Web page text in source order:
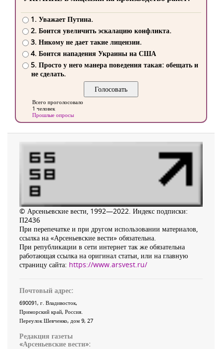
1. Уважает Путина.
2. Боится увеличить эскалацию конфликта.
3. Никому не дает такие лицензии.
4. Боится нападения Украины на США
5. Просто у него манера поведения такая: обещать и
не сделать.
Всего проголосовало
1 человек
Прошлые опросы
© Арсеньевские вести, 1992—2022. Индекс подписки:
П2436
При перепечатке и при другом использовании материалов,
ссылка на «Арсеньевские вести» обязательна.
При републикации в сети интернет так же обязательна
работающая ссылка на оригинал статьи, или на главную
страницу сайта: https://www.arsvest.ru/
Почтовый адрес:
690091, г. Владивосток,
Приморский край, Россия
Переулок Шевченко, дом 9, 27
Редакция газеты
«Арсеньевские вести»: